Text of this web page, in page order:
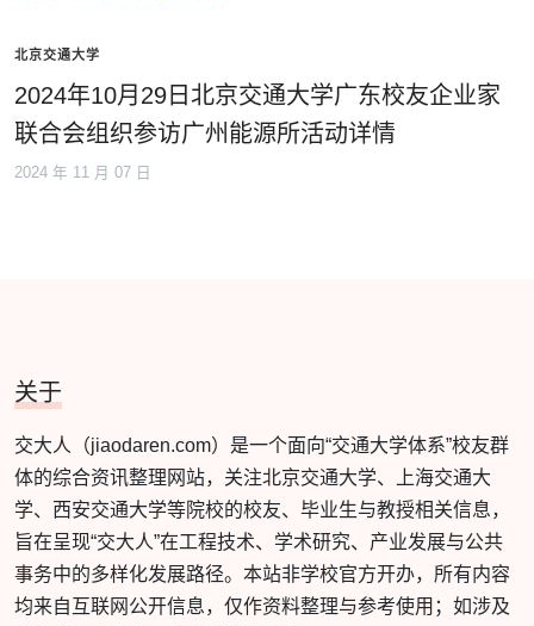
北京交通大学
2024年10月29日北京交通大学广东校友企业家
联合会组织参访广州能源所活动详情
2024 年 11 月 07 日
关于
交大人（jiaodaren.com）是一个面向“交通大学体系”校友群
体的综合资讯整理网站，关注北京交通大学、上海交通大
学、西安交通大学等院校的校友、毕业生与教授相关信息，
旨在呈现“交大人”在工程技术、学术研究、产业发展与公共
事务中的多样化发展路径。本站非学校官方开办，所有内容
均来自互联网公开信息，仅作资料整理与参考使用；如涉及